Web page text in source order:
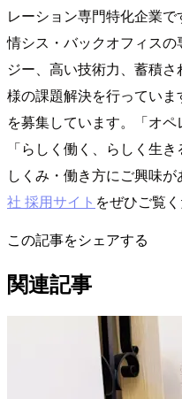
レーション専門特化企業
情シス・バックオフィス
ジー、高い技術力、蓄積
様の課題解決を行ってい
を募集しています。「オ
「らしく働く、らしく生
しくみ・働き方にご興味が
社 採用サイト をぜひご覧く
この記事をシェアする
関連記事